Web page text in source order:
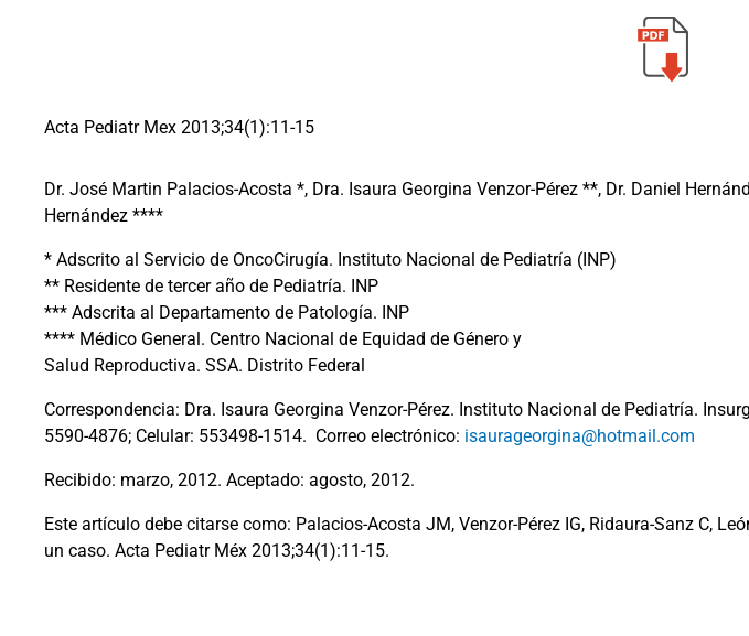
Acta Pediatr Mex 2013;34(1):11-15
Dr. José Martin Palacios-Acosta *, Dra. Isaura Georgina Venzor-Pérez **, Dr. Daniel
Hernández ****
* Adscrito al Servicio de OncoCirugía. Instituto Nacional de Pediatría (INP)
** Residente de tercer año de Pediatría. INP
*** Adscrita al Departamento de Patología. INP
**** Médico General. Centro Nacional de Equidad de Género y
Salud Reproductiva. SSA. Distrito Federal
Correspondencia: Dra. Isaura Georgina Venzor-Pérez. Instituto Nacional de Pediatría.
5590-4876; Celular: 553498-1514. Correo electrónico: isaurageorgina@hotmail.com
Recibido: marzo, 2012. Aceptado: agosto, 2012.
Este artículo debe citarse como: Palacios-Acosta JM, Venzor-Pérez IG, Ridaura-Sanz C,
un caso. Acta Pediatr Méx 2013;34(1):11-15.